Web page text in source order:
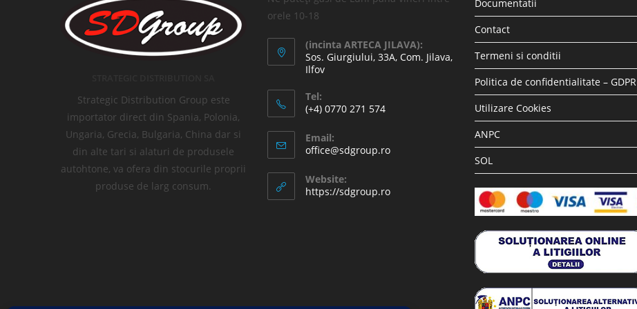
Strategic Distribution Group este
importator direct din Spania, Polonia,
Ungaria, Grecia, Bulgaria, China dar si
din alte tari si alaturi de produsele
autohtone, va ofera din stocurile proprii
produse de larg consum.
orele 10-18
(incinta ARTECA JILAVA):
Sos. Giurgiului, 33A, Com. Jilava,
Ilfov
Tel:
(+4) 0770 271 574
Email:
office@sdgroup.ro
Website:
https://sdgroup.ro
Documentatii
Contact
Termeni si conditii
Politica de confidentialitate – GDPR
Utilizare Cookies
ANPC
SOL